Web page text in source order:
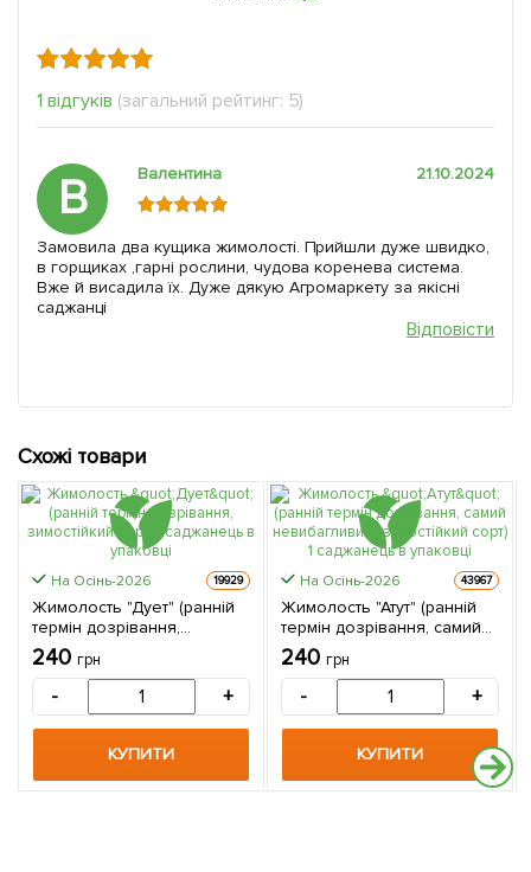
1 відгуків (загальний рейтинг: 5)
В Валентина 21.10.2024
Замовила два кущика жимолості. Прийшли дуже швидко,
в горщиках ,гарні рослини, чудова коренева система.
Вже й висадила їх. Дуже дякую Агромаркету за якісні
саджанці
Відповісти
Схожі товари
На Осінь-2026 19929
Жимолость "Дует" (ранній
термін дозрівання,
зимостійкий сорт) 1
саджанець в упаковці
240 грн
- +
КУПИТИ
На Осінь-2026 43967
Жимолость "Атут" (ранній
термін дозрівання, самий
невибагливий і
зимостійкий сорт) 1
саджанець в упаковці
240 грн
- +
КУПИТИ